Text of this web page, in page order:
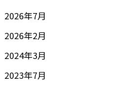
2026年7月
2026年2月
2024年3月
2023年7月